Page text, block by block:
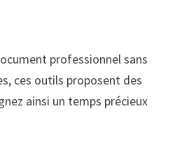
professionnel sans
ces outils proposent des
ainsi un temps précieux